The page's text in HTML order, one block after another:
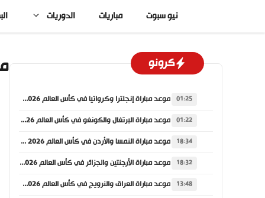
المحتوى
نيو سبوت مباريات الدوريات
كرونو
01:25 موعد مباراة إنجلترا وكرواتيا في كأس العالم 2026 والقنوات الناقلة
01:22 موعد مباراة البرتغال والكونغو في كأس العالم 2026 والقنوات الناقلة
18:34 موعد مباراة النمسا والأردن في كأس العالم 2026 والقنوات الناقلة
18:32 موعد مباراة الأرجنتين والجزائر في كأس العالم 2026 والقنوات الناقلة
13:48 موعد مباراة العراق والنرويج في كأس العالم 2026 والقنوات الناقلة